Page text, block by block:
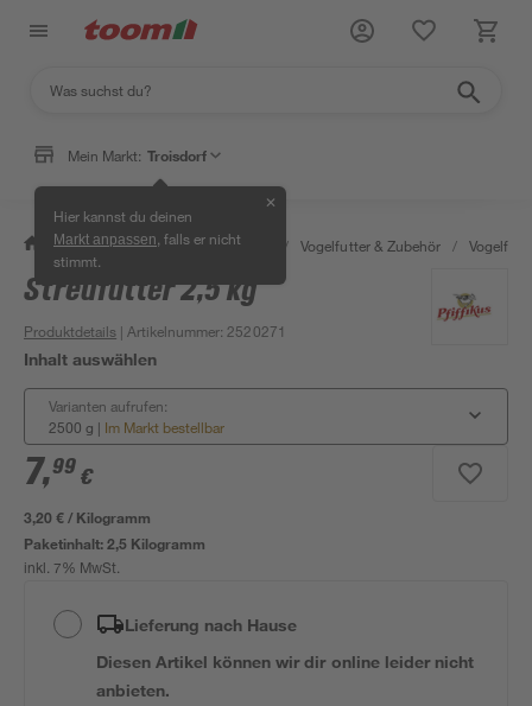
Mein Markt: Troisdorf
Hier kannst du deinen
Markt anpassen , falls er nicht
stimmt.
✕
/ Garten & Freizeit / Tierbedarf / Vogelfutter & Zubehör /
Streufutter 2,5 kg
Produktdetails | Artikelnummer: 2520271
Inhalt auswählen
Varianten aufrufen:
2500 g | Im Markt bestellbar
7,99 €
3,20 € / Kilogramm
Paketinhalt:2,5 Kilogramm
inkl. 7% MwSt.
Lieferung nach Hause
Diesen Artikel können wir dir online leider nicht
anbieten.